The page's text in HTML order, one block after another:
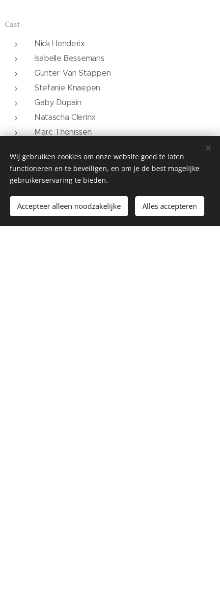
Cast
Nick Henderix
Isabelle Bessemans
Gunter Van Stappen
Stefanie Knaepen
Gaby Dupain
Natascha Clerinx
Marc Thonissen
Wij gebruiken cookies om onze website goed te laten
functioneren en te beveiligen, en om je de best mogelijke
gebruikerservaring te bieden.
Accepteer alleen noodzakelijke Alles accepteren